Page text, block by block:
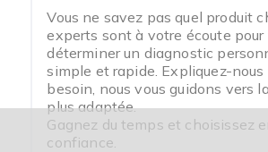
CONSEILS POUR
UTILISER VOTRE
GLUCOMÈTRE
Vous ne savez pas quel produit
experts sont à votre écoute pour
déterminer un diagnostic
simple et rapide. Expliquez-nous
besoin, nous vous guidons vers
plus adaptée.
Gagnez du temps et choisissez
confiance.